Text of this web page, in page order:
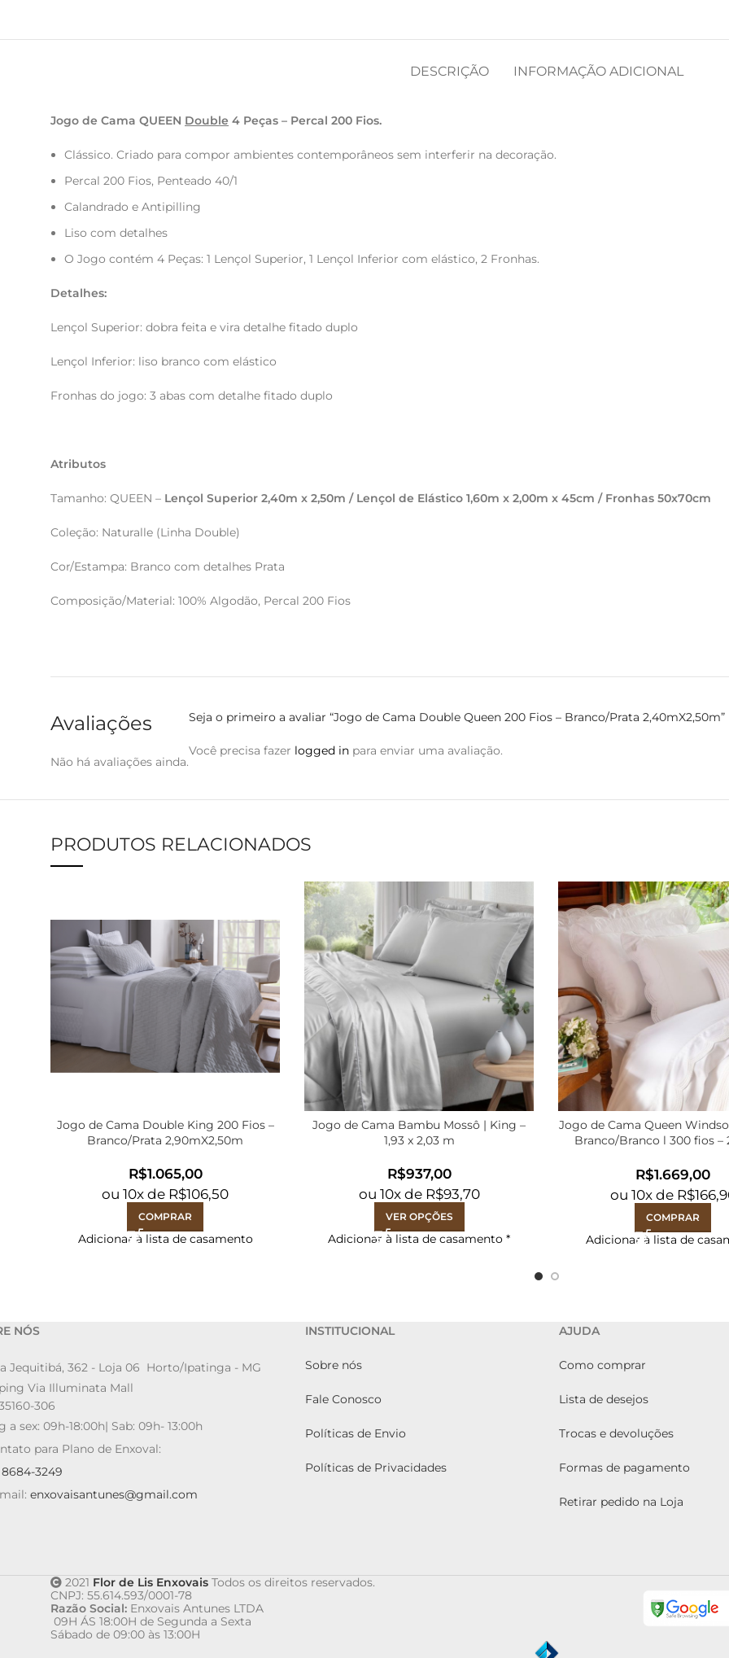
DESCRIÇÃO INFORMAÇÃO ADICIONAL
Jogo de Cama QUEEN Double 4 Peças – Percal 200 Fios.
Clássico. Criado para compor ambientes contemporâneos sem interferir na decoração.
Percal 200 Fios, Penteado 40/1
Calandrado e Antipilling
Liso com detalhes
O Jogo contém 4 Peças: 1 Lençol Superior, 1 Lençol Inferior com elástico, 2 Fronhas.
Detalhes:
Lençol Superior: dobra feita e vira detalhe fitado duplo
Lençol Inferior: liso branco com elástico
Fronhas do jogo: 3 abas com detalhe fitado duplo
Atributos
Tamanho: QUEEN – Lençol Superior 2,40m x 2,50m / Lençol de Elástico 1,60m x 2,00m x 45cm / Fronhas 50x70cm
Coleção: Naturalle (Linha Double)
Cor/Estampa: Branco com detalhes Prata
Composição/Material: 100% Algodão, Percal 200 Fios
Avaliações
Não há avaliações ainda.
Seja o primeiro a avaliar “Jogo de Cama Double Queen 200 Fios – Branco/Prata 2,40mX2,50m”
Você precisa fazer logged in para enviar uma avaliação.
PRODUTOS RELACIONADOS
Jogo de Cama Double King 200 Fios –
Branco/Prata 2,90mX2,50m
R$
ou10x de R$106,50
COMPRAR
Adicionar à lista de casamento
Jogo de Cama Bambu Mossô | King –
1,93 x 2,03 m
R$
ou 10x de R$93,70
VER OPÇÕES
Adicionar à lista de casamento *
Jogo de Cama Queen
Branco/Branco l 300 fios –
R$
ou 10x de R$
COMPRAR
Adicionar à lista de
NÓS
Jequitibá, 362 - Loja 06 Horto/Ipatinga - MG
Via Illuminata Mall
306
a sex: 09h-18:00h| Sab: 09h- 13:00h
para Plano de Enxoval:
8684-3249
enxovaisantunes@gmail.com
INSTITUCIONAL
Sobre nós
Fale Conosco
Políticas de Envio
Políticas de Privacidades
AJUDA
Como comprar
Lista de desejos
Trocas e devoluções
Formas de pagamento
Retirar pedido na Loja
2021 Flor de Lis Enxovais Todos os direitos reservados.
CNPJ: 55.614.593/0001-78
Razão Social: Enxovais Antunes LTDA
09H ÁS 18:00H de Segunda a Sexta
Sábado de 09:00 às 13:00H